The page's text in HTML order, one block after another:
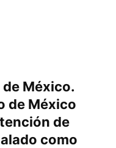
México.
de México
de
como